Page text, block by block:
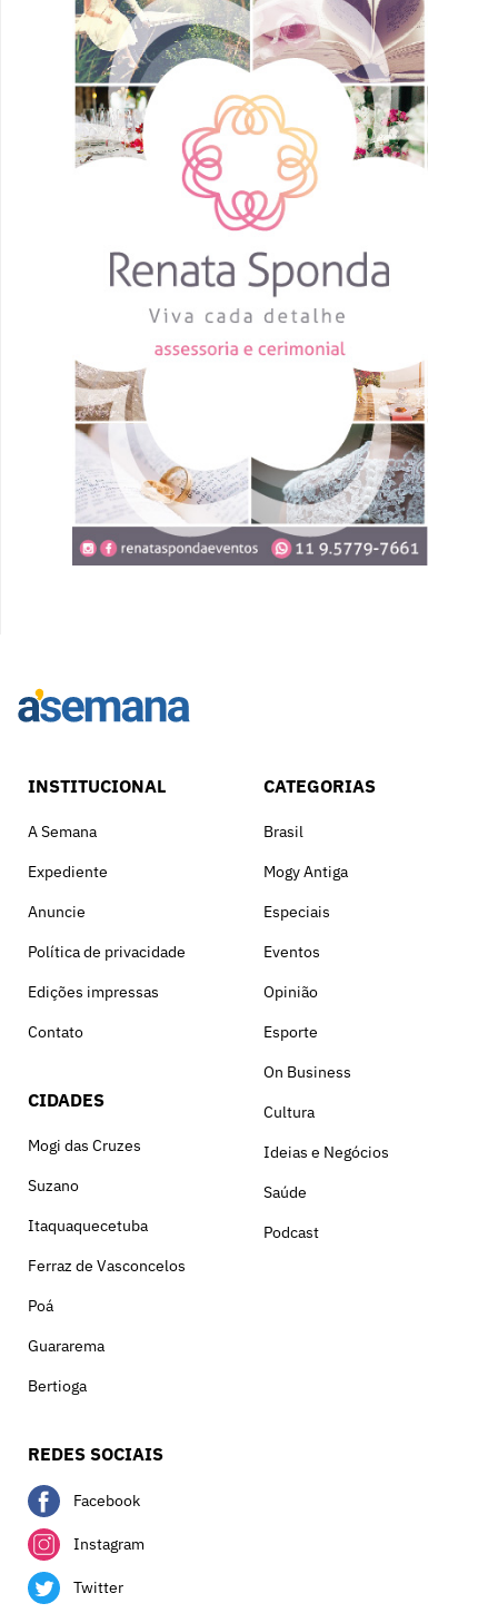
INSTITUCIONAL
A Semana
Expediente
Anuncie
Política de privacidade
Edições impressas
Contato
CIDADES
Mogi das Cruzes
Suzano
Itaquaquecetuba
Ferraz de Vasconcelos
Poá
Guararema
Bertioga
CATEGORIAS
Brasil
Mogy Antiga
Especiais
Eventos
Opinião
Esporte
On Business
Cultura
Ideias e Negócios
Saúde
Podcast
REDES SOCIAIS
Facebook
Instagram
Twitter